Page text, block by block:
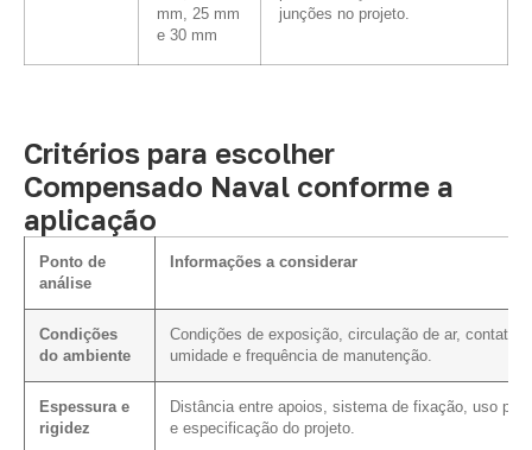
mm, 25 mm
e 30 mm
junções no projeto.
Critérios para escolher
Compensado Naval conforme a
aplicação
Ponto de
análise
Informações a considerar
Condições
do ambiente
Condições de exposição, circulação de ar, contato
umidade e frequência de manutenção.
Espessura e
rigidez
Distância entre apoios, sistema de fixação, uso
e especificação do projeto.